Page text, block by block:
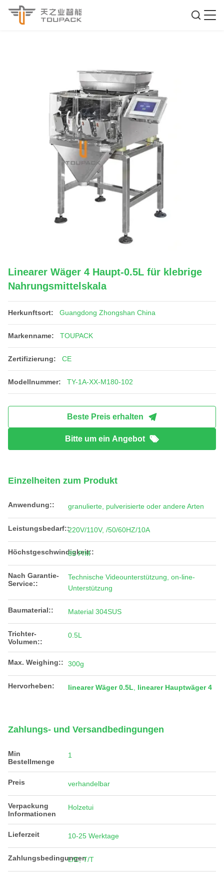
Linearer Wäger 4 Haupt-0.5L für klebrige
Nahrungsmittelskala
Herkunftsort: Guangdong Zhongshan China
Markenname: TOUPACK
Zertifizierung: CE
Modellnummer: TY-1A-XX-M180-102
Beste Preis erhalten
Bitte um ein Angebot
Einzelheiten zum Produkt
Anwendung:: granulierte, pulverisierte oder andere Arten
Leistungsbedarf::220V/110V, /50/60HZ/10A
Höchstgeschwindigkeit::
85 P/M
Nach Garantie-
Service::
Technische Videounterstützung, on-line-
Unterstützung
Baumaterial:: Material 304SUS
Trichter-
Volumen::
0.5L
Max. Weighing:: 300g
Hervorheben: linearer Wäger 0.5L linearer Hauptwäger 4
Zahlungs- und Versandbedingungen
Min
Bestellmenge
1
Preis verhandelbar
Verpackung
Informationen
Holzetui
Lieferzeit 10-25 Werktage
Zahlungsbedingungen
L/C, T/T